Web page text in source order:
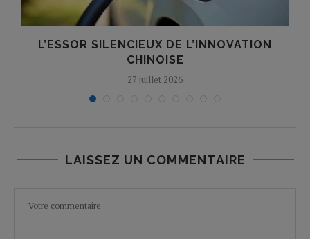
L’ESSOR SILENCIEUX DE L’INNOVATION
CHINOISE
27 juillet 2026
LAISSEZ UN COMMENTAIRE